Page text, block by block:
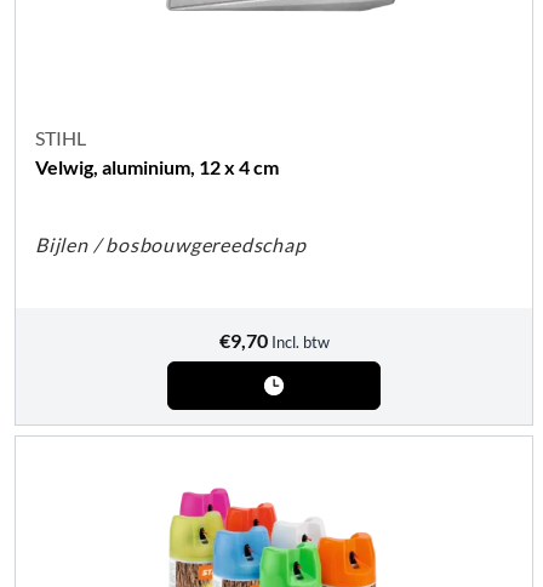
STIHL
Velwig, aluminium, 12 x 4 cm
Bijlen / bosbouwgereedschap
€9,70 Incl. btw